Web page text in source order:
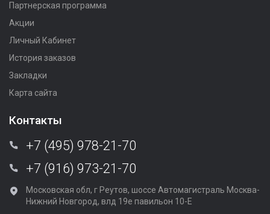
Партнерская программа
Акции
Личный Кабинет
История заказов
Закладки
Карта сайта
Контакты
+7 (495) 978-21-70
+7 (916) 973-21-70
Московская обл, г Реутов, шоссе Автомагистраль Москва-
Нижний Новгород, влд 19е павильон 10-Е